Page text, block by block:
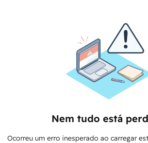
Nem tudo está
Ocorreu um erro inesperado ao carregar